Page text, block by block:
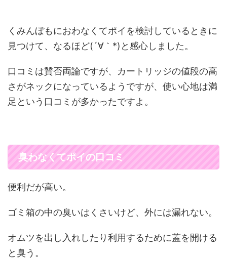
くみんぼもにおわなくてポイを検討しているときに
見つけて、なるほど(´∀｀*)と感心しました。
口コミは賛否両論ですが、カートリッジの値段の高
さがネックになっているようですが、使い心地は満
足という口コミが多かったですよ。
臭わなくてポイの口コミ
便利だが高い。
ゴミ箱の中の臭いはくさいけど、外には漏れない。
オムツを出し入れしたり利用するために蓋を開ける
と臭う。